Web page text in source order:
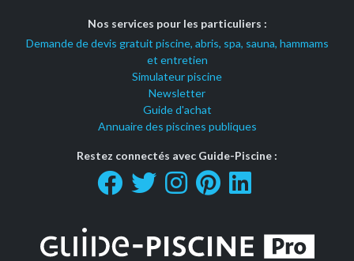
Nos services pour les particuliers :
Demande de devis gratuit piscine, abris, spa, sauna, hammams
et entretien
Simulateur piscine
Newsletter
Guide d'achat
Annuaire des piscines publiques
Restez connectés avec Guide-Piscine :